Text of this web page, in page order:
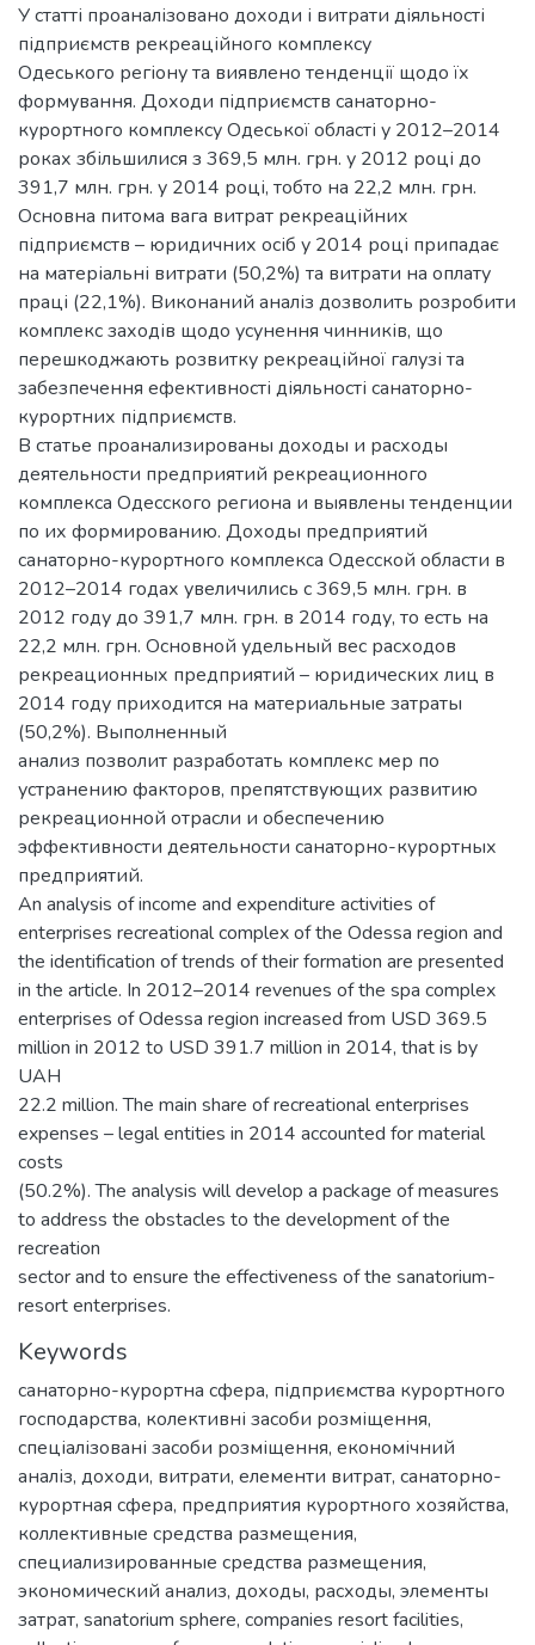
У статті проаналізовано доходи і витрати діяльності
підприємств рекреаційного комплексу
Одеського регіону та виявлено тенденції щодо їх
формування. Доходи підприємств санаторно-
курортного комплексу Одеської області у 2012–2014
роках збільшилися з 369,5 млн. грн. у 2012 році до
391,7 млн. грн. у 2014 році, тобто на 22,2 млн. грн.
Основна питома вага витрат рекреаційних
підприємств – юридичних осіб у 2014 році припадає
на матеріальні витрати (50,2%) та витрати на оплату
праці (22,1%). Виконаний аналіз дозволить розробити
комплекс заходів щодо усунення чинників, що
перешкоджають розвитку рекреаційної галузі та
забезпечення ефективності діяльності санаторно-
курортних підприємств.
В статье проанализированы доходы и расходы
деятельности предприятий рекреационного
комплекса Одесского региона и выявлены тенденции
по их формированию. Доходы предприятий
санаторно-курортного комплекса Одесской области в
2012–2014 годах увеличились с 369,5 млн. грн. в
2012 году до 391,7 млн. грн. в 2014 году, то есть на
22,2 млн. грн. Основной удельный вес расходов
рекреационных предприятий – юридических лиц в
2014 году приходится на материальные затраты
(50,2%). Выполненный
анализ позволит разработать комплекс мер по
устранению факторов, препятствующих развитию
рекреационной отрасли и обеспечению
эффективности деятельности санаторно-курортных
предприятий.
An analysis of income and expenditure activities of
enterprises recreational complex of the Odessa region and
the identification of trends of their formation are presented
in the article. In 2012–2014 revenues of the spa complex
enterprises of Odessa region increased from USD 369.5
million in 2012 to USD 391.7 million in 2014, that is by
UAH
22.2 million. The main share of recreational enterprises
expenses – legal entities in 2014 accounted for material
costs
(50.2%). The analysis will develop a package of measures
to address the obstacles to the development of the
recreation
sector and to ensure the effectiveness of the sanatorium-
resort enterprises.
Keywords
санаторно-курортна сфера, підприємства курортного
господарства, колективні засоби розміщення,
спеціалізовані засоби розміщення, економічний
аналіз, доходи, витрати, елементи витрат, санаторно-
курортная сфера, предприятия курортного хозяйства,
коллективные средства размещения,
специализированные средства размещения,
экономический анализ, доходы, расходы, элементы
затрат, sanatorium sphere, companies resort facilities,